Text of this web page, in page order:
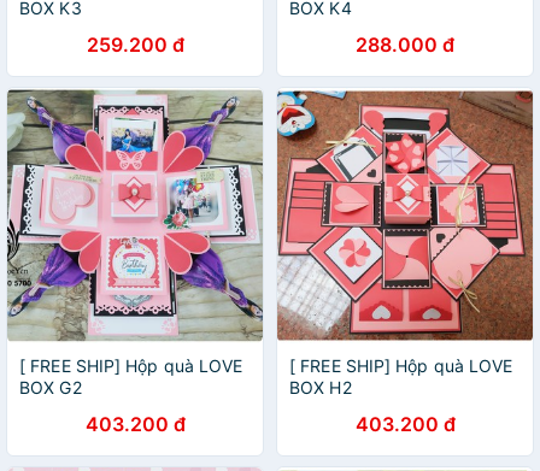
BOX K3
259.200 đ
BOX K4
288.000 đ
[ FREE SHIP] Hộp quà LOVE
BOX G2
403.200 đ
[ FREE SHIP] Hộp quà LOVE
BOX H2
403.200 đ